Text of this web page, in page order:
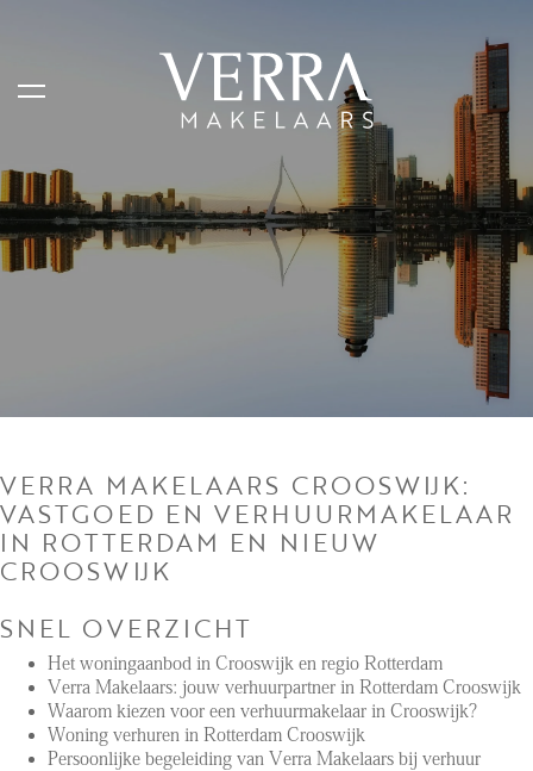
VERRA MAKELAARS CROOSWIJK:
VASTGOED EN VERHUURMAKELAAR
IN ROTTERDAM EN NIEUW
CROOSWIJK
SNEL OVERZICHT
Het woningaanbod in Crooswijk en regio Rotterdam
Verra Makelaars: jouw verhuurpartner in Rotterdam Crooswijk
Waarom kiezen voor een verhuurmakelaar in Crooswijk?
Woning verhuren in Rotterdam Crooswijk
Persoonlijke begeleiding van Verra Makelaars bij verhuur
AANBOD
Verhuurd
DIENSTEN
Aanhuur
Aankoop
Beheer
Verhuur
Verkoop